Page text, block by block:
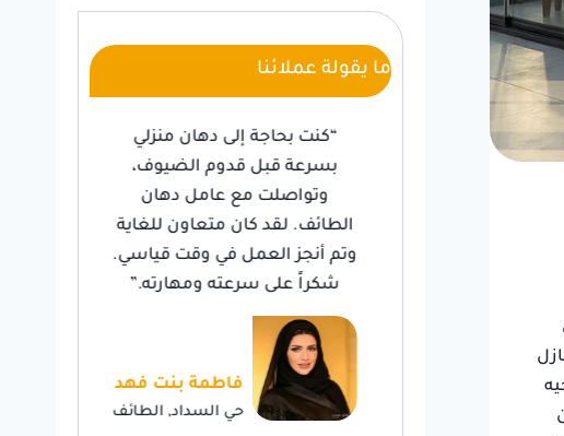
ما يقولة عملائنا
لحماية
وتواصلت
بن خالد
الطائف
“كنت بحاجة إلى دهان منزلي
بسرعة قبل قدوم الضيوف،
وتواصلت مع عامل دهان
الطائف. لقد كان متعاون للغاية
وتم أنجز العمل في وقت قياسي.
شكراً على سرعته ومهارته.”
فاطمة بنت فهد
حي السداد, الطائف